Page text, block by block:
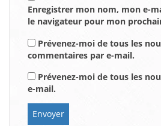
Enregistrer mon nom, mon e-
le navigateur pour mon
Prévenez-moi de tous les
commentaires par e-mail.
Prévenez-moi de tous les
e-mail.